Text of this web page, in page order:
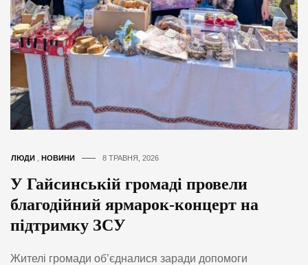
ЛЮДИ НОВИНИ 8 ТРАВНЯ, 2026
У Гайсинській громаді провели
благодійний ярмарок-концерт на
підтримку ЗСУ
Жителі громади об’єдналися заради допомоги